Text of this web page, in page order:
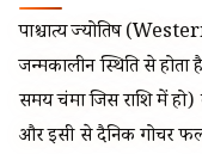
पाश्चात्य ज्योतिष
जन्मकालीन स्थिति से होता
समय चंद्रमा जिस राशि में
और इसी से दैनिक गोचर